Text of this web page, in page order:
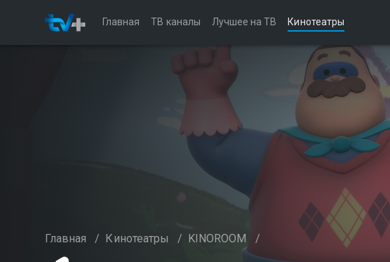
Главная ТВ каналы Лучшее на ТВ Кинотеатры
Главная / Кинотеатры / KINOROOM /